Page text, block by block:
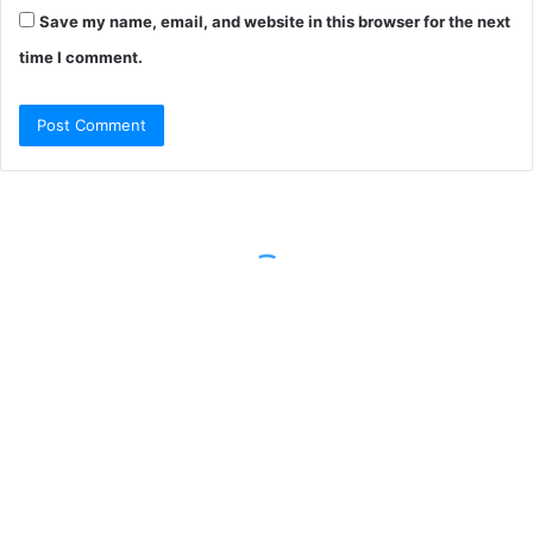
Save my name, email, and website in this browser for the next
time I comment.